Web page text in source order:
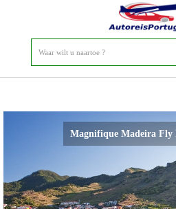
Magnifique Madeira Fly